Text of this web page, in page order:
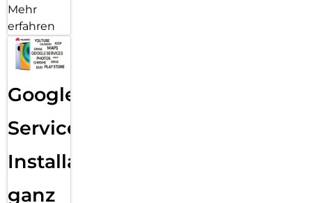
Mehr
erfahren
Google
Services
Installation
ganz